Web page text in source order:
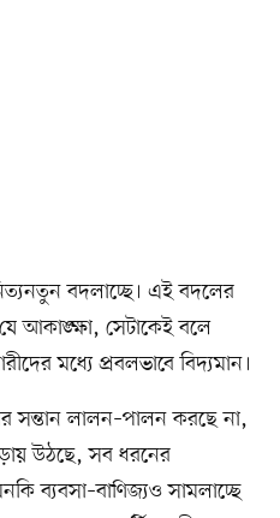
বদলাচ্ছে। এই বদলের
আকাঙ্ক্ষা, সেটাকেই বলে
মধ্যে প্রবলভাবে বিদ্যমান।
সন্তান লালন–পালন করছে না,
উঠছে, সব ধরনের
ব্যবসা–বাণিজ্যও সামলাচ্ছে